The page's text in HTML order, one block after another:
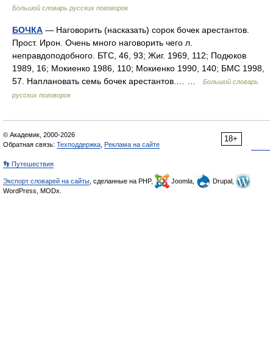
Большой словарь русских поговорок
БОЧКА — Наговорить (насказать) сорок бочек арестантов.
Прост. Ирон. Очень много наговорить чего л.
неправдоподобного. БТС, 46, 93; Жиг. 1969, 112; Подюков
1989, 16; Мокиенко 1986, 110; Мокиенко 1990, 140; БМС 1998,
57. Наплановать семь бочек арестантов.… …
Большой словарь
русских поговорок
18+
© Академик, 2000-2026
Обратная связь: Техподдержка Реклама на сайте
👣 Путешествия
Экспорт словарей на сайты , сделанные на PHP, Joomla,
Drupal,
WordPress, MODx.